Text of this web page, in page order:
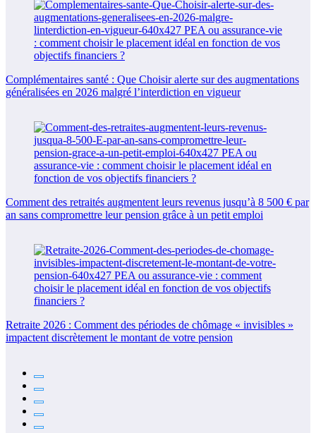
Complémentaires santé : Que Choisir alerte sur des augmentations
généralisées en 2026 malgré l’interdiction en vigueur
Comment des retraités augmentent leurs revenus jusqu’à 8 500 € par
an sans compromettre leur pension grâce à un petit emploi
Retraite 2026 : Comment des périodes de chômage « invisibles »
impactent discrètement le montant de votre pension